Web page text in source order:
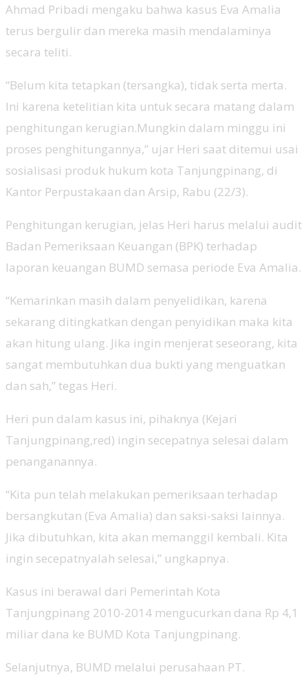
Ahmad Pribadi mengaku bahwa kasus Eva Amalia
terus bergulir dan mereka masih mendalaminya
secara teliti.
“Belum kita tetapkan (tersangka), tidak serta merta.
Ini karena ketelitian kita untuk secara matang dalam
penghitungan kerugian.Mungkin dalam minggu ini
proses penghitungannya,” ujar Heri saat ditemui usai
sosialisasi produk hukum kota Tanjungpinang, di
Kantor Perpustakaan dan Arsip, Rabu (22/3).
Penghitungan kerugian, jelas Heri harus melalui audit
Badan Pemeriksaan Keuangan (BPK) terhadap
laporan keuangan BUMD semasa periode Eva Amalia.
“Kemarinkan masih dalam penyelidikan, karena
sekarang ditingkatkan dengan penyidikan maka kita
akan hitung ulang. Jika ingin menjerat seseorang, kita
sangat membutuhkan dua bukti yang menguatkan
dan sah,” tegas Heri.
Heri pun dalam kasus ini, pihaknya (Kejari
Tanjungpinang,red) ingin secepatnya selesai dalam
penanganannya.
“Kita pun telah melakukan pemeriksaan terhadap
bersangkutan (Eva Amalia) dan saksi-saksi lainnya.
Jika dibutuhkan, kita akan memanggil kembali. Kita
ingin secepatnyalah selesai,” ungkapnya.
‎Kasus ini berawal dari Pemerintah Kota
Tanjungpinang 2010-2014 mengucurkan dana Rp 4,1
miliar dana ke BUMD Kota Tanjungpinang.
Selanjutnya, BUMD melalui perusahaan PT.